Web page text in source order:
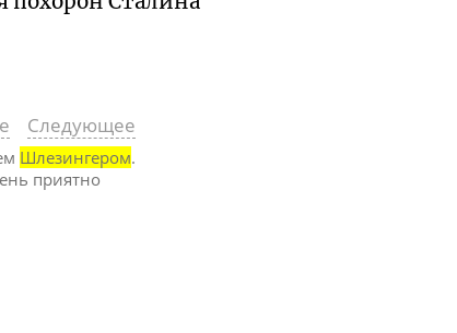
Следующее
Шлезингером.
приятно